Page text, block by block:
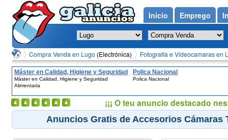
Compra Venda en Lugo (Electrónica) Fotografía e Videocamaras en
Máster en Calidad, Higiene y Seguridad
Alimentaria
Máster en Calidad, Higiene y Seguridad
Alimentaria
Polica Nacional
Polica Nacional
Anuncios Gratis de Accesorios Cámaras
Inicio Emprego
¡¡¡ O teu anuncio destacado